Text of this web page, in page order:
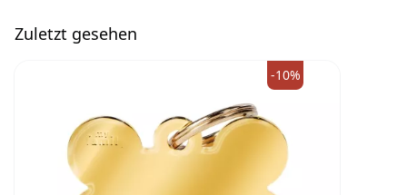
Zuletzt gesehen
-10%